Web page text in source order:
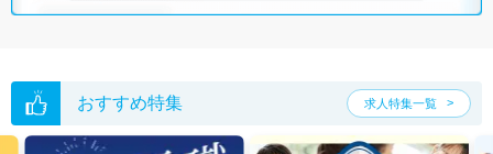
グした上で求人をご提案いたします。
い。
おすすめ特集 求人特集一覧